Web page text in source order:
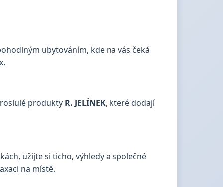
ubytováním, kde na vás čeká
produkty R. JELÍNEK, které dodají
užijte si ticho, výhledy a společné
na místě.